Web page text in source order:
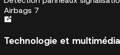
Airbags 7
Technologie et multimédia